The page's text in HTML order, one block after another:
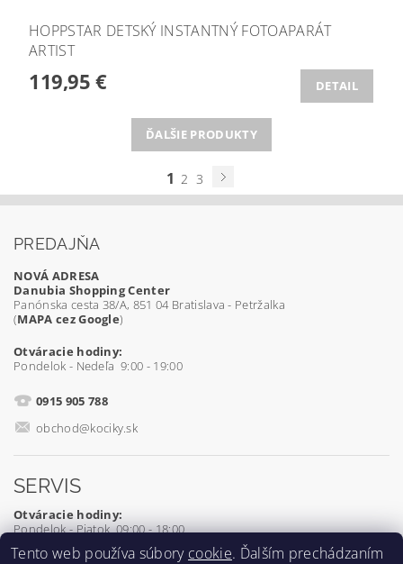
HOPPSTAR DETSKÝ INSTANTNÝ FOTOAPARÁT
ARTIST
119,95 € DETAIL
ĎALŠIE PRODUKTY
1 2 3
PREDAJŇA
NOVÁ ADRESA
Danubia Shopping Center
Panónska cesta 38/A, 851 04 Bratislava - Petržalka
(MAPA cez Google)
Otváracie hodiny:
Pondelok - Nedeľa 9:00 - 19:00
0915 905 788
obchod@kociky.sk
SERVIS
Otváracie hodiny:
Pondelok - Piatok 09:00 - 18:00
Tento web používa súbory cookie. Ďalším prechádzaním